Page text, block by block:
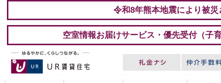
令和8年熊本地震により被
空室情報お届けサービス・優先受付（子